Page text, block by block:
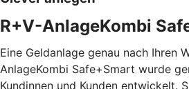
R+V-AnlageKombi
Eine Geldanlage genau nach Ihren
AnlageKombi Safe+Smart wurde
Kundinnen und Kunden entwickelt.